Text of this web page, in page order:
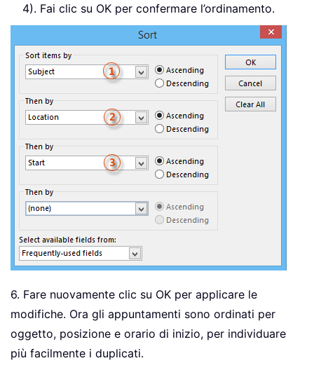
4). Fai clic su OK per confermare l’ordinamento.
6. Fare nuovamente clic su OK per applicare le
modifiche. Ora gli appuntamenti sono ordinati per
oggetto, posizione e orario di inizio, per individuare
più facilmente i duplicati.